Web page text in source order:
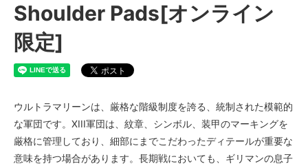
Shoulder Pads[オンライン
限定]
ウルトラマリーンは、厳格な階級制度を誇る、統制された模範的
な軍団です。XIII軍団は、紋章、シンボル、装甲のマーキングを
厳格に管理しており、細部にまでこだわったディテールが重要な
意味を持つ場合があります。長期戦においても、ギリマンの息子